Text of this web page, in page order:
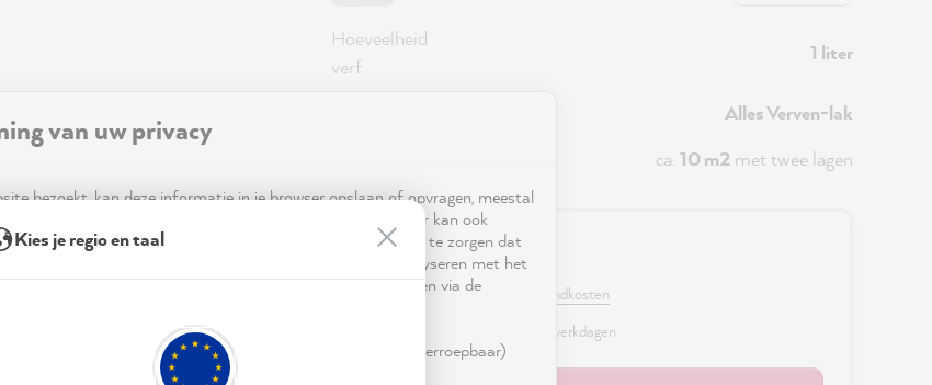
Hoeveelheid
verf
1 liter
Alles Verven-lak
ca. 10 m2met twee lagen
49,00 €
Prijzen incl. BTW en excl. verzendkosten
Beschikbaar, levertijd: 2 - 3 werkdagen
van uw privacy
bezoekt, kan deze informatie in je browser opslaan of opvragen, meestal
Deze informatie is niet alleen technisch noodzakelijk, maar kan ook
je, je instellingen of je apparaat en wordt gebruikt om ervoor te zorgen dat
functioneert en om je gebruik van de website te analyseren met het
ervan, en om gepersonaliseerde advertenties aan te bieden via de
inzake gegevensbescherming worden genoemd.
sluiten" te klikken, ga je vrijwillig akkoord (op elk moment herroepbaar)
Kies je regio en taal